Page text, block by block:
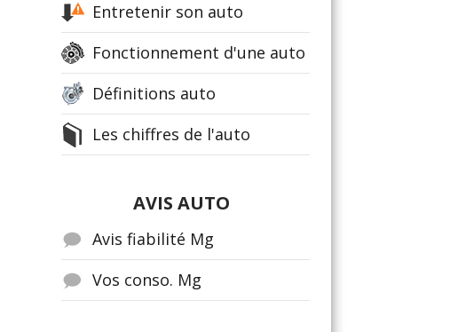
Entretenir son auto
Fonctionnement d'une auto
Définitions auto
Les chiffres de l'auto
AVIS AUTO
Avis fiabilité Mg
Vos conso. Mg